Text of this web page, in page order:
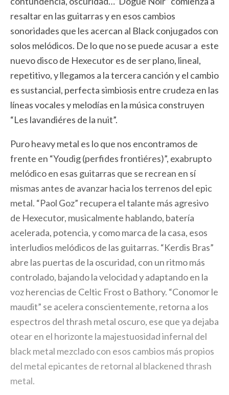
resaltar en las guitarras y en esos cambios
sonoridades que les acercan al Black conjugados con
solos melódicos. De lo que no se puede acusar a este
nuevo disco de Hexecutor es de ser plano, lineal,
repetitivo, y llegamos a la tercera canción y el cambio
es sustancial, perfecta simbiosis entre crudeza en las
líneas vocales y melodías en la música construyen
“Les lavandiéres de la nuit”.
Puro heavy metal es lo que nos encontramos de
frente en “Youdig (perfides frontiéres)”, exabrupto
melódico en esas guitarras que se recrean en sí
mismas antes de avanzar hacia los terrenos del epic
metal. “Paol Goz” recupera el talante más agresivo
de Hexecutor, musicalmente hablando, batería
acelerada, potencia, y como marca de la casa, esos
interludios melódicos de las guitarras. “Kerdis Bras”
abre las puertas de la oscuridad, con un ritmo más
controlado, bajando la velocidad y adaptando en la
voz herencias de Celtic Frost o Bathory. “Conomor le
maudit” se acelera conscientemente, retorna a los
espectros del thrash metal oscuro, ese que ya dejaba
otear en el horizonte la majestuosidad infernal del
black metal mezclado con esos cambios más propios
del metal epicantes de retornal al blackened thrash
metal.